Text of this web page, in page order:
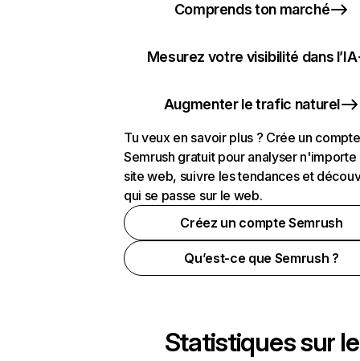
Comprends ton marché
Mesurez votre visibilité dans l’IA
Augmenter le trafic naturel
Tu veux en savoir plus ? Crée un compte
Semrush gratuit pour analyser n'importe
site web, suivre les tendances et
qui se passe sur le web.
Créez un compte Semrush
Qu’est-ce que Semrush ?
Statistiques sur le